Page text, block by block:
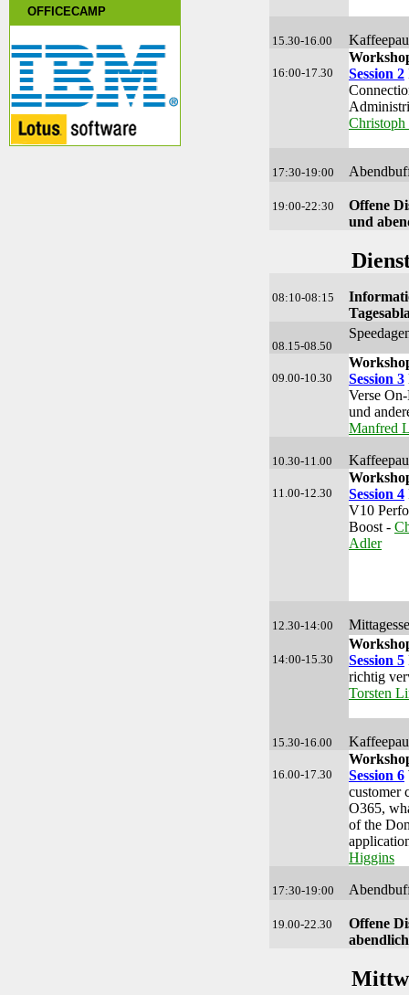
OFFICECAMP
15.30-16.00
16:00-17.30
Session 2
Christoph
17:30-19:00
19:00-22:30
Offene
und
08:10-08:15
08.15-08.50
09.00-10.30
Session 3
Verse
und
Manfred
10.30-11.00
11.00-12.30
Session 4
V10
Boost -
Adler
12.30-14:00
14:00-15.30
Session 5
richtig
Torsten
15.30-16.00
16.00-17.30
Session 6
customer
O365,
of the
Higgins
17:30-19:00
19.00-22.30
Offene